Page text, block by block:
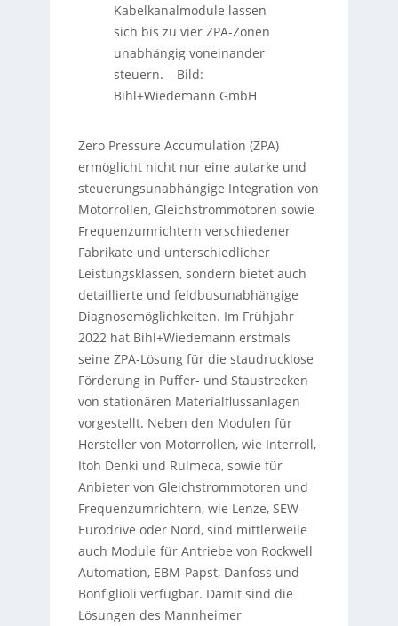
Kabelkanalmodule lassen
sich bis zu vier ZPA-Zonen
unabhängig voneinander
steuern. – Bild:
Bihl+Wiedemann GmbH
Zero Pressure Accumulation (ZPA)
ermöglicht nicht nur eine autarke und
steuerungsunabhängige Integration von
Motorrollen, Gleichstrommotoren sowie
Frequenzumrichtern verschiedener
Fabrikate und unterschiedlicher
Leistungsklassen, sondern bietet auch
detaillierte und feldbusunabhängige
Diagnosemöglichkeiten. Im Frühjahr
2022 hat Bihl+Wiedemann erstmals
seine ZPA-Lösung für die staudrucklose
Förderung in Puffer- und Staustrecken
von stationären Materialflussanlagen
vorgestellt. Neben den Modulen für
Hersteller von Motorrollen, wie Interroll,
Itoh Denki und Rulmeca, sowie für
Anbieter von Gleichstrommotoren und
Frequenzumrichtern, wie Lenze, SEW-
Eurodrive oder Nord, sind mittlerweile
auch Module für Antriebe von Rockwell
Automation, EBM-Papst, Danfoss und
Bonfiglioli verfügbar. Damit sind die
Lösungen des Mannheimer